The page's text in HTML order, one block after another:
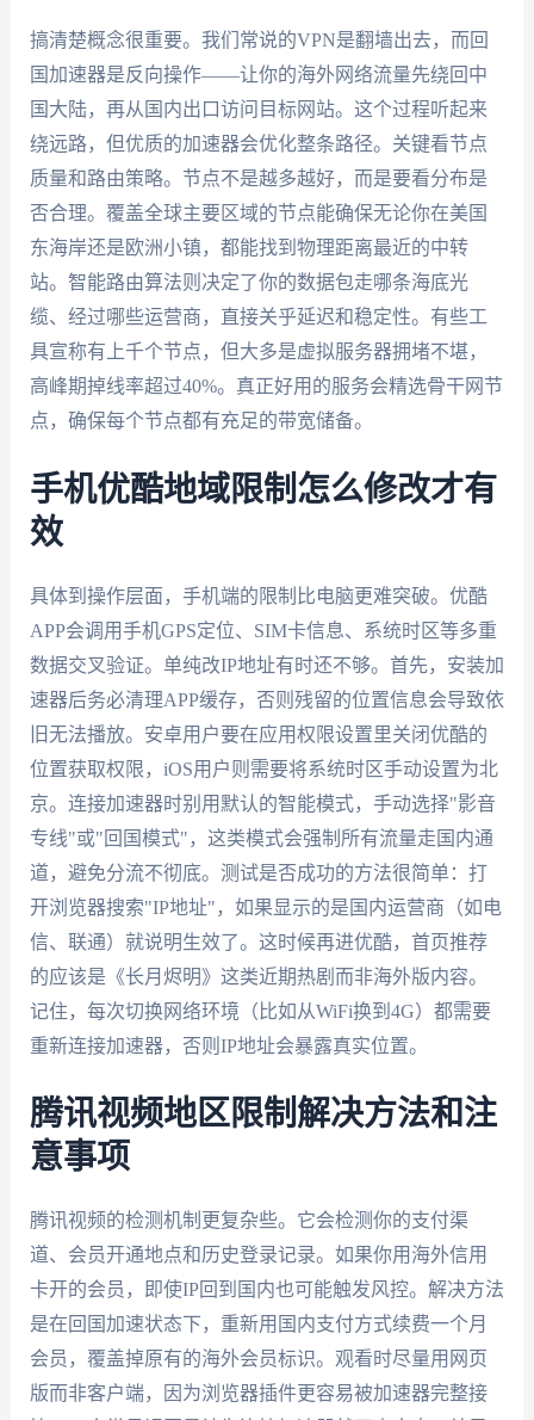
搞清楚概念很重要。我们常说的VPN是翻墙出去，而回
国加速器是反向操作——让你的海外网络流量先绕回中
国大陆，再从国内出口访问目标网站。这个过程听起来
绕远路，但优质的加速器会优化整条路径。关键看节点
质量和路由策略。节点不是越多越好，而是要看分布是
否合理。覆盖全球主要区域的节点能确保无论你在美国
东海岸还是欧洲小镇，都能找到物理距离最近的中转
站。智能路由算法则决定了你的数据包走哪条海底光
缆、经过哪些运营商，直接关乎延迟和稳定性。有些工
具宣称有上千个节点，但大多是虚拟服务器拥堵不堪，
高峰期掉线率超过40%。真正好用的服务会精选骨干网节
点，确保每个节点都有充足的带宽储备。
手机优酷地域限制怎么修改才有
效
具体到操作层面，手机端的限制比电脑更难突破。优酷
APP会调用手机GPS定位、SIM卡信息、系统时区等多重
数据交叉验证。单纯改IP地址有时还不够。首先，安装加
速器后务必清理APP缓存，否则残留的位置信息会导致依
旧无法播放。安卓用户要在应用权限设置里关闭优酷的
位置获取权限，iOS用户则需要将系统时区手动设置为北
京。连接加速器时别用默认的智能模式，手动选择"影音
专线"或"回国模式"，这类模式会强制所有流量走国内通
道，避免分流不彻底。测试是否成功的方法很简单：打
开浏览器搜索"IP地址"，如果显示的是国内运营商（如电
信、联通）就说明生效了。这时候再进优酷，首页推荐
的应该是《长月烬明》这类近期热剧而非海外版内容。
记住，每次切换网络环境（比如从WiFi换到4G）都需要
重新连接加速器，否则IP地址会暴露真实位置。
腾讯视频地区限制解决方法和注
意事项
腾讯视频的检测机制更复杂些。它会检测你的支付渠
道、会员开通地点和历史登录记录。如果你用海外信用
卡开的会员，即使IP回到国内也可能触发风控。解决方法
是在回国加速状态下，重新用国内支付方式续费一个月
会员，覆盖掉原有的海外会员标识。观看时尽量用网页
版而非客户端，因为浏览器插件更容易被加速器完整接